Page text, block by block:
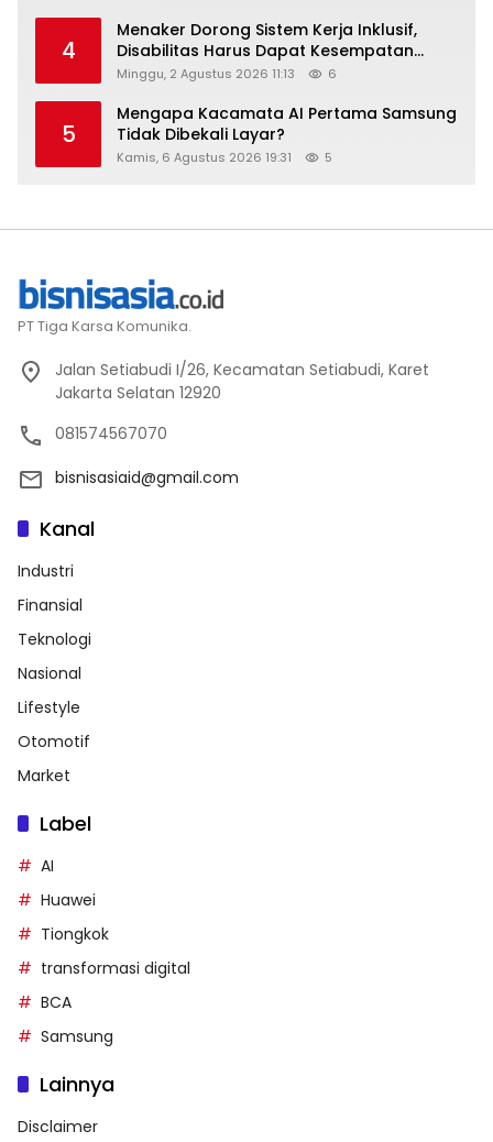
4
Menaker Dorong Sistem Kerja Inklusif,
Disabilitas Harus Dapat Kesempatan
Setara
Minggu, 2 Agustus 2026 11:13 6
5
Mengapa Kacamata AI Pertama Samsung
Tidak Dibekali Layar?
Kamis, 6 Agustus 2026 19:31 5
PT Tiga Karsa Komunika.
Jalan Setiabudi I/26, Kecamatan Setiabudi, Karet
Jakarta Selatan 12920
081574567070
bisnisasiaid@gmail.com
Kanal
Industri
Finansial
Teknologi
Nasional
Lifestyle
Otomotif
Market
Label
AI
Huawei
Tiongkok
transformasi digital
BCA
Samsung
Lainnya
Disclaimer